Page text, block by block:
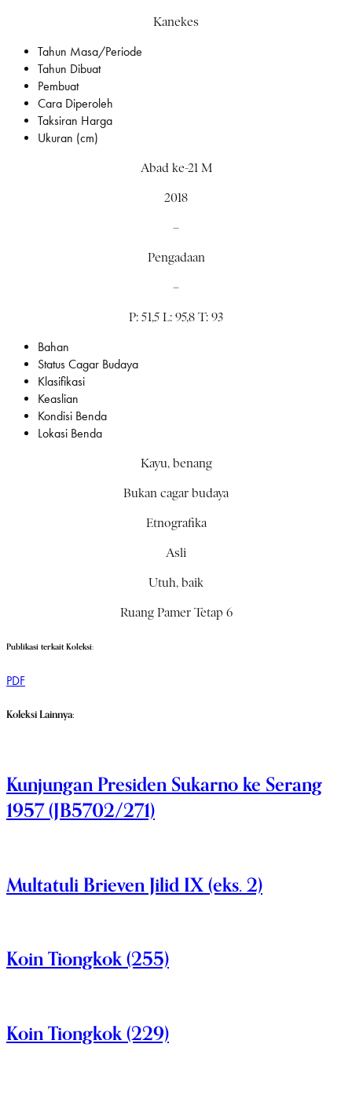
Kanekes
Tahun Masa/Periode
Tahun Dibuat
Pembuat
Cara Diperoleh
Taksiran Harga
Ukuran (cm)
Abad ke-21 M
2018
–
Pengadaan
–
P: 51,5 L: 95,8 T: 93
Bahan
Status Cagar Budaya
Klasifikasi
Keaslian
Kondisi Benda
Lokasi Benda
Kayu, benang
Bukan cagar budaya
Etnografika
Asli
Utuh, baik
Ruang Pamer Tetap 6
Publikasi terkait Koleksi:
PDF
Koleksi Lainnya:
Kunjungan Presiden Sukarno ke Serang
1957 (JB5702/271)
Multatuli Brieven Jilid IX (eks. 2)
Koin Tiongkok (255)
Koin Tiongkok (229)